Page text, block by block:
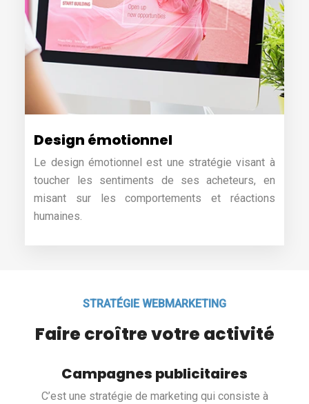
Design émotionnel
Le design émotionnel est une stratégie visant à
toucher les sentiments de ses acheteurs, en
misant sur les comportements et réactions
humaines.
STRATÉGIE WEBMARKETING
Faire croître votre activité
Campagnes publicitaires
C’est une stratégie de marketing qui consiste à